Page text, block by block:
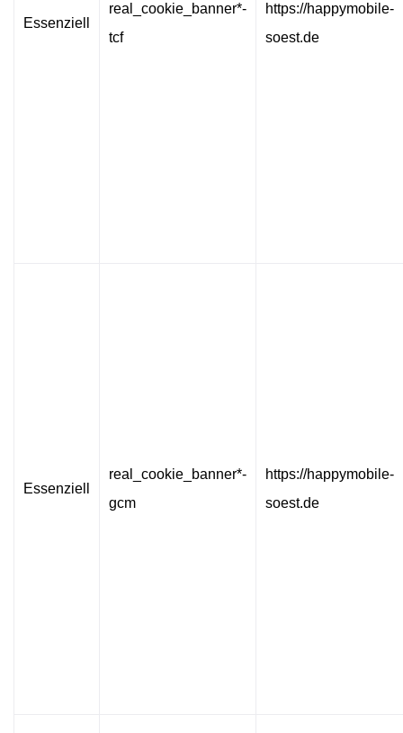
Essenziell
real_cookie_banner*-
tcf
https://happymobile-
soest.de
Essenziell
real_cookie_banner*-
gcm
https://happymobile-
soest.de